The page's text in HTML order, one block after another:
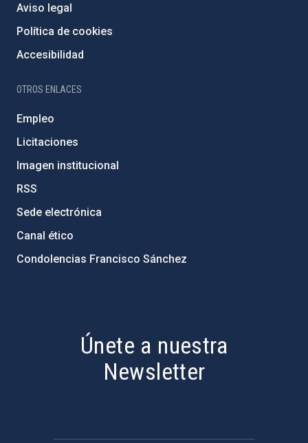
Aviso legal
Política de cookies
Accesibilidad
OTROS ENLACES
Empleo
Licitaciones
Imagen institucional
RSS
Sede electrónica
Canal ético
Condolencias Francisco Sánchez
Únete a nuestra
Newsletter